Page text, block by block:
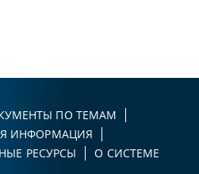
ПО ТЕМАМ
ИНФОРМАЦИЯ
РЕСУРСЫ
О СИСТЕМЕ